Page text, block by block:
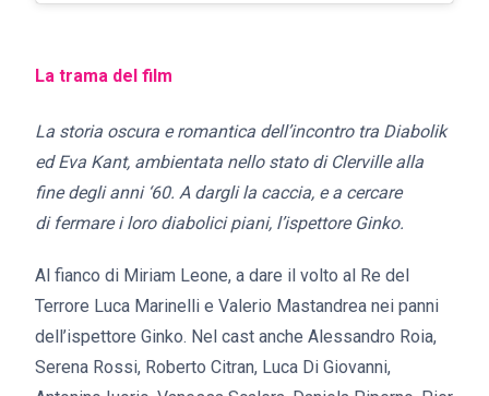
La trama del film
La storia oscura e romantica dell’incontro tra Diabolik
ed Eva Kant, ambientata nello stato di Clerville alla
fine degli anni ‘60. A dargli la caccia, e a cercare
di fermare i loro diabolici piani, l’ispettore Ginko.
Al fianco di Miriam Leone, a dare il volto al Re del
Terrore Luca Marinelli e Valerio Mastandrea nei panni
dell’ispettore Ginko. Nel cast anche Alessandro Roia,
Serena Rossi, Roberto Citran, Luca Di Giovanni,